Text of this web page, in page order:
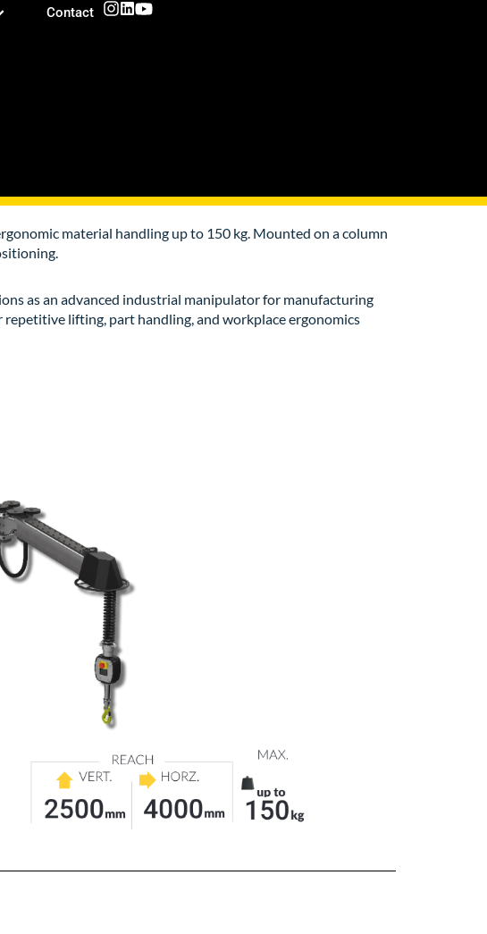
Contact
material handling up to 150 kg. Mounted on a column
as an advanced industrial manipulator for manufacturing
lifting, part handling, and workplace ergonomics